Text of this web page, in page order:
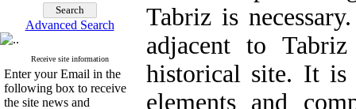
Advanced Search
Receive site information
Enter your Email in the
following box to receive
the site news and
Tabriz is
adjacent to
historical site. It is
elements and